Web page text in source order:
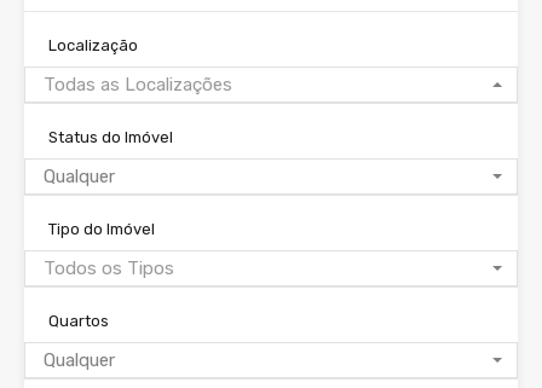
Localização
Todas as Localizações
Status do Imóvel
Qualquer
Tipo do Imóvel
Todos os Tipos
Quartos
Qualquer